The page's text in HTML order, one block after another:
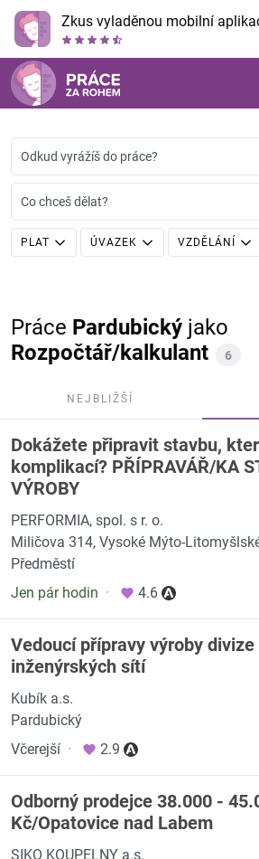
Zkus vyladěnou mobilní
Odkud vyrážíš do práce?
Co chceš dělat?
PLAT ÚVAZEK VZDĚLÁNÍ
Práce Pardubický jako
Rozpočtář/kalkulant
6
NEJBLIŽŠÍ
Dokážete připravit stavbu,
komplikací? PŘÍPRAVÁŘ/KA
VÝROBY
PERFORMIA, spol. s r. o.
Miličova 314, Vysoké Mýto-
Předměstí
Jen pár hodin · 4.6
Vedoucí přípravy výroby
inženýrských sítí
Kubík a.s.
Pardubický
Včerejší · 2.9
Odborný prodejce 38.000 -
Kč/Opatovice nad Labem
SIKO KOUPELNY a.s.